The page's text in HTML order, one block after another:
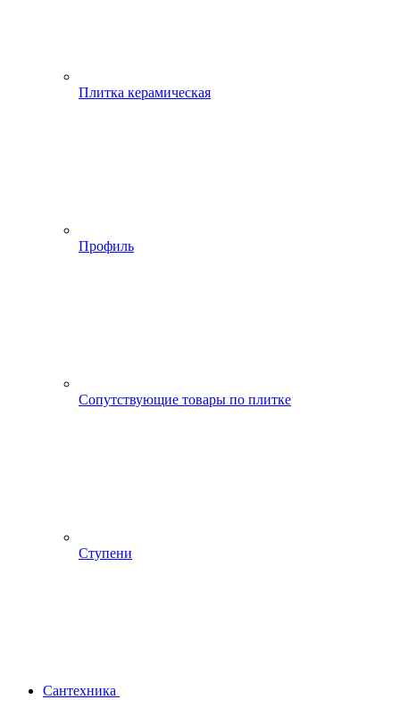
Плитка керамическая
Профиль
Сопутствующие товары по плитке
Ступени
Сантехника